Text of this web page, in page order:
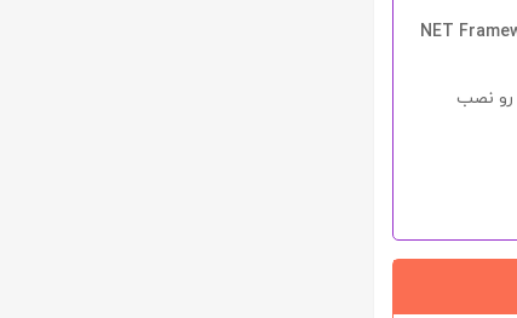
NET
رو نصب